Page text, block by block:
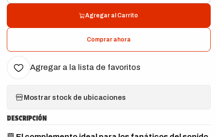
Agregar al Carrito
Comprar ahora
Agregar a la lista de favoritos
Mostrar stock de ubicaciones
DESCRIPCIÓN